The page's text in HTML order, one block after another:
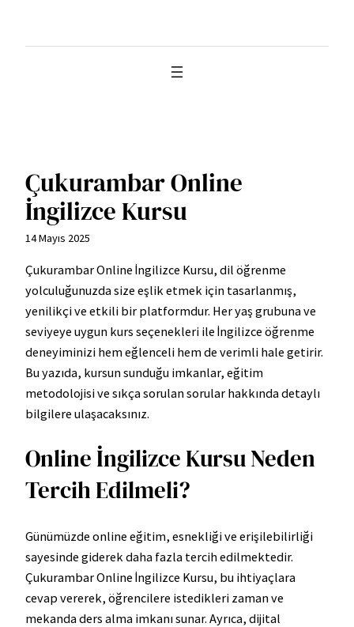
Çukurambar Online
İngilizce Kursu
14 Mayıs 2025
Çukurambar Online İngilizce Kursu, dil öğrenme
yolculuğunuzda size eşlik etmek için tasarlanmış,
yenilikçi ve etkili bir platformdur. Her yaş grubuna ve
seviyeye uygun kurs seçenekleri ile İngilizce öğrenme
deneyiminizi hem eğlenceli hem de verimli hale getirir.
Bu yazıda, kursun sunduğu imkanlar, eğitim
metodolojisi ve sıkça sorulan sorular hakkında detaylı
bilgilere ulaşacaksınız.
Online İngilizce Kursu Neden
Tercih Edilmeli?
Günümüzde online eğitim, esnekliği ve erişilebilirliği
sayesinde giderek daha fazla tercih edilmektedir.
Çukurambar Online İngilizce Kursu, bu ihtiyaçlara
cevap vererek, öğrencilere istedikleri zaman ve
mekanda ders alma imkanı sunar. Ayrıca, dijital